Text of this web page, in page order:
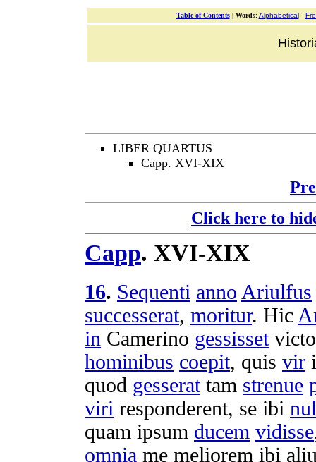
Table of Contents| Words: Alphabetical-
LIBER QUARTUS
Capp. XVI-XIX
Click here to
Capp. XVI-XIX
16. Sequenti anno Ariulfus
successerat, moritur. Hic
in Camerino gessisset
hominibus coepit, quis vir
quod gesserattam strenue
viri responderent, se ibi
quam ipsum ducem vidisse
omnia me meliorem ibi